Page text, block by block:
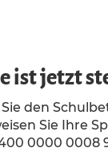
ist jetzt
den
Sie Ihre
0000 0008